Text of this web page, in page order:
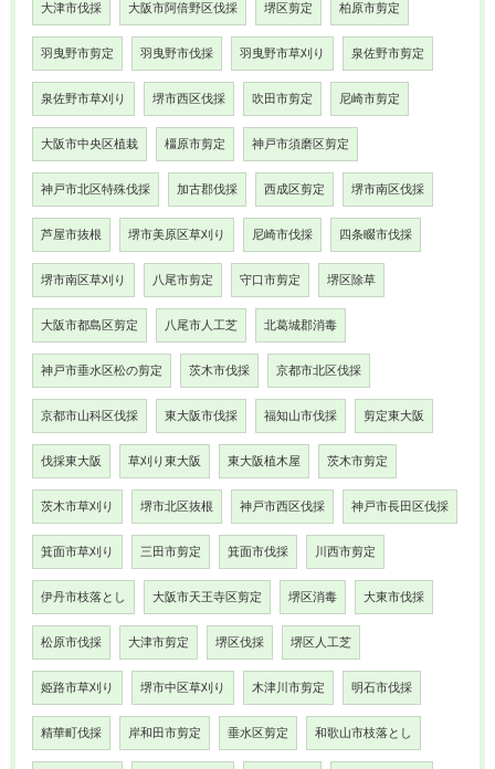
大津市伐採 大阪市阿倍野区伐採 堺区剪定 柏原市剪定
羽曳野市剪定 羽曳野市伐採 羽曳野市草刈り 泉佐野市剪定
泉佐野市草刈り 堺市西区伐採 吹田市剪定 尼崎市剪定
大阪市中央区植栽 橿原市剪定 神戸市須磨区剪定
神戸市北区特殊伐採 加古郡伐採 西成区剪定 堺市南区伐採
芦屋市抜根 堺市美原区草刈り 尼崎市伐採 四条畷市伐採
堺市南区草刈り 八尾市剪定 守口市剪定 堺区除草
大阪市都島区剪定 八尾市人工芝 北葛城郡消毒
神戸市垂水区松の剪定 茨木市伐採 京都市北区伐採
京都市山科区伐採 東大阪市伐採 福知山市伐採 剪定東大阪
伐採東大阪 草刈り東大阪 東大阪植木屋 茨木市剪定
茨木市草刈り 堺市北区抜根 神戸市西区伐採 神戸市長田区伐採
箕面市草刈り 三田市剪定 箕面市伐採 川西市剪定
伊丹市枝落とし 大阪市天王寺区剪定 堺区消毒 大東市伐採
松原市伐採 大津市剪定 堺区伐採 堺区人工芝
姫路市草刈り 堺市中区草刈り 木津川市剪定 明石市伐採
精華町伐採 岸和田市剪定 垂水区剪定 和歌山市枝落とし